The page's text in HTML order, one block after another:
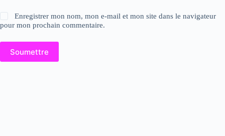
Enregistrer mon nom, mon e-mail et mon site dans le navigateur
pour mon prochain commentaire.
Soumettre